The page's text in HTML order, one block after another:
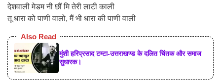
देशवाली मेडम नी छौं मि तेरी लाटी काली
तू धारा को पाणी वालो, मैं भी धारा की पाणी वाली
Also Read
मुंशी हरिप्रसाद टम्टा-उत्तराखण्ड के दलित चिंतक और समाज
सुधारक।